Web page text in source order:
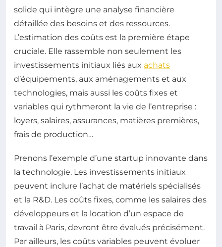
solide qui intègre une analyse financière
détaillée des besoins et des ressources.
L’estimation des coûts est la première étape
cruciale. Elle rassemble non seulement les
investissements initiaux liés aux achats
d’équipements, aux aménagements et aux
technologies, mais aussi les coûts fixes et
variables qui rythmeront la vie de l’entreprise :
loyers, salaires, assurances, matières premières,
frais de production…
Prenons l’exemple d’une startup innovante dans
la technologie. Les investissements initiaux
peuvent inclure l’achat de matériels spécialisés
et la R&D. Les coûts fixes, comme les salaires des
développeurs et la location d’un espace de
travail à Paris, devront être évalués précisément.
Par ailleurs, les coûts variables peuvent évoluer